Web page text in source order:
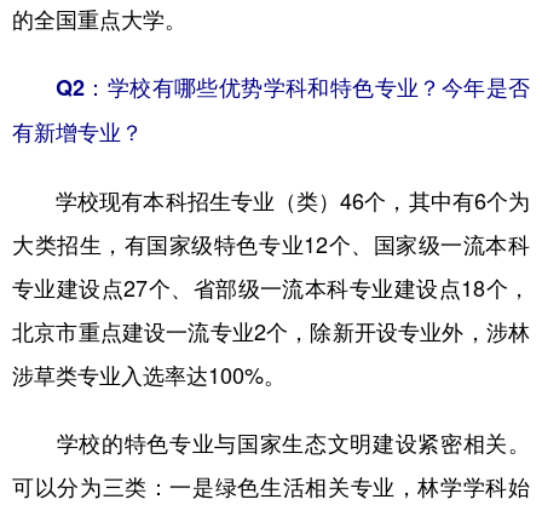
多语种频道
English Español Français عربى
Русский язык
的全国重点大学。
Q2：学校有哪些优势学科和特色专业？今年是否
有新增专业？
学校现有本科招生专业（类）46个，其中有6个为
大类招生，有国家级特色专业12个、国家级一流本科
专业建设点27个、省部级一流本科专业建设点18个，
北京市重点建设一流专业2个，除新开设专业外，涉林
涉草类专业入选率达100%。
学校的特色专业与国家生态文明建设紧密相关。
可以分为三类：一是绿色生活相关专业，林学学科始